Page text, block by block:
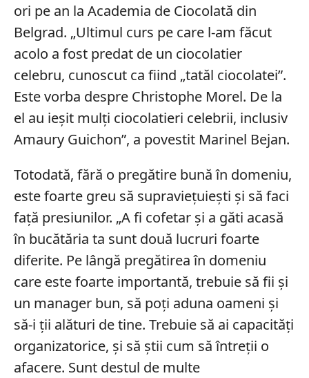
ori pe an la Academia de Ciocolată din
Belgrad. „Ultimul curs pe care l-am făcut
acolo a fost predat de un ciocolatier
celebru, cunoscut ca fiind „tatăl ciocolatei”.
Este vorba despre Christophe Morel. De la
el au ieșit mulți ciocolatieri celebrii, inclusiv
Amaury Guichon”, a povestit Marinel Bejan.
Totodată, fără o pregătire bună în domeniu,
este foarte greu să supraviețuiești și să faci
față presiunilor. „A fi cofetar și a găti acasă
în bucătăria ta sunt două lucruri foarte
diferite. Pe lângă pregătirea în domeniu
care este foarte importantă, trebuie să fii și
un manager bun, să poți aduna oameni și
să-i ții alături de tine. Trebuie să ai capacități
organizatorice, și să știi cum să întreții o
afacere. Sunt destul de multe